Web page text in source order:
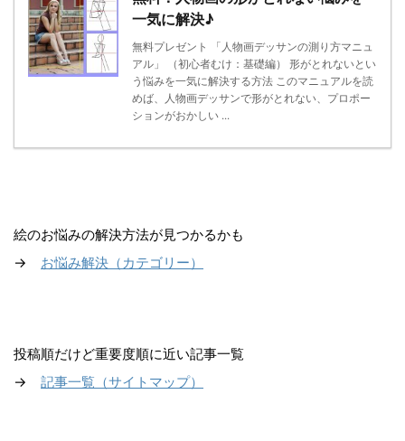
一気に解決♪
無料プレゼント 「人物画デッサンの測り方マニュ
アル」 （初心者むけ：基礎編） 形がとれないとい
う悩みを一気に解決する方法 このマニュアルを読
めば、人物画デッサンで形がとれない、プロポー
ションがおかしい ...
絵のお悩みの解決方法が見つかるかも
→ お悩み解決（カテゴリー）
投稿順だけど重要度順に近い記事一覧
→ 記事一覧（サイトマップ）